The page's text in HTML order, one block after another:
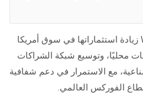
في المستقبل، ستواصل WikiFX زيادة استثماراتها في سوق أمريكا
محليًا، وتوسيع شبكة الشراكات
مع الاستمرار في دعم شفافية
الفوركس العالمي.